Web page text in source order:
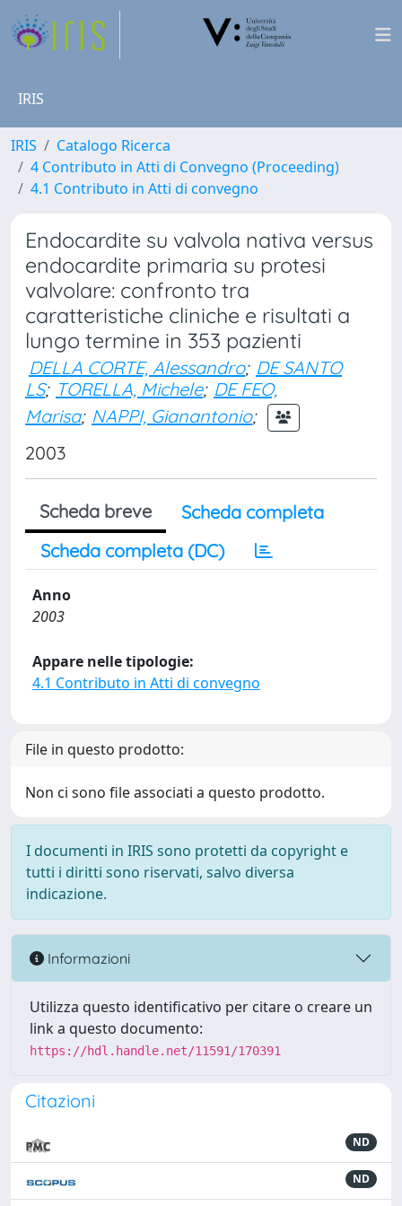
IRIS
IRIS
Catalogo Ricerca
4 Contributo in Atti di Convegno (Proceeding)
4.1 Contributo in Atti di convegno
Endocardite su valvola nativa versus
endocardite primaria su protesi
valvolare: confronto tra
caratteristiche cliniche e risultati a
lungo termine in 353 pazienti
DELLA CORTE, Alessandro; DE SANTO
LS; TORELLA, Michele; DE FEO,
Marisa; NAPPI, Gianantonio;
2003
Scheda breve
Scheda completa
Scheda completa (DC)
Anno
2003
Appare nelle tipologie:
4.1 Contributo in Atti di convegno
File in questo prodotto:
Non ci sono file associati a questo prodotto.
I documenti in IRIS sono protetti da copyright e
tutti i diritti sono riservati, salvo diversa
indicazione.
Informazioni
Utilizza questo identificativo per citare o creare un
link a questo documento:
https://hdl.handle.net/11591/170391
Citazioni
ND
ND